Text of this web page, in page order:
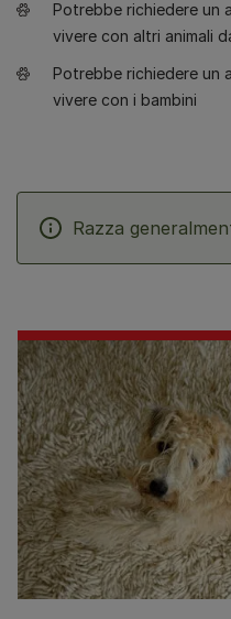
Potrebbe richiedere un
vivere con altri animali
Potrebbe richiedere un
vivere con i bambini
Razza